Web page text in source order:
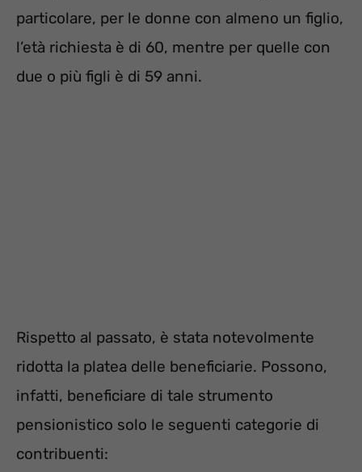
particolare, per le donne con almeno un figlio,
l’età richiesta è di 60, mentre per quelle con
due o più figli è di 59 anni.
Rispetto al passato, è stata notevolmente
ridotta la platea delle beneficiarie. Possono,
infatti, beneficiare di tale strumento
pensionistico solo le seguenti categorie di
contribuenti: